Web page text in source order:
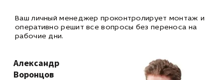
Ваш личный менеджер проконтролирует монтаж и
оперативнорешит все вопросы без переноса на
рабочие дни.
Александр
Воронцов